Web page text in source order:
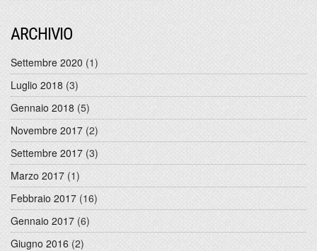
ARCHIVIO
Settembre 2020 (1)
Luglio 2018 (3)
Gennaio 2018 (5)
Novembre 2017 (2)
Settembre 2017 (3)
Marzo 2017 (1)
Febbraio 2017 (16)
Gennaio 2017 (6)
Giugno 2016 (2)